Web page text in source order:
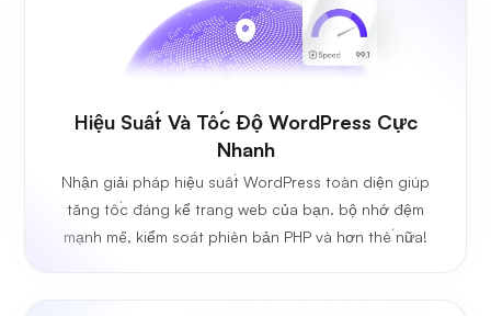
Hiệu Suất Và Tốc Độ WordPress Cực
Nhanh
Nhận giải pháp hiệu suất WordPress toàn diện giúp
tăng tốc đáng kể trang web của bạn. bộ nhớ đệm
mạnh mẽ, kiểm soát phiên bản PHP và hơn thế nữa!